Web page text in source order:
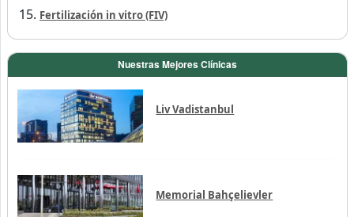
Fertilización in vitro (FIV)
Nuestras Mejores Clínicas
Liv Vadistanbul
Memorial Bahçelievler